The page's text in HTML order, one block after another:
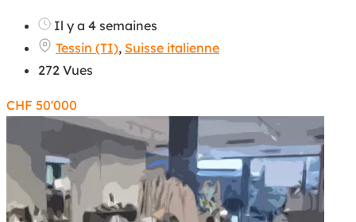
Il y a 4 semaines
Tessin (TI), Suisse italienne
272 Vues
CHF 50'000